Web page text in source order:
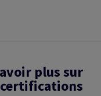
plus sur